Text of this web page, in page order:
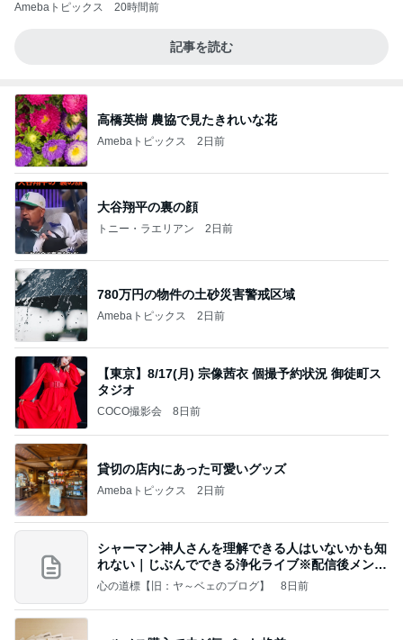
Amebaトピックス 20時間前
記事を読む
高橋英樹 農協で見たきれいな花
Amebaトピックス 2日前
大谷翔平の裏の顔
トニー・ラエリアン 2日前
780万円の物件の土砂災害警戒区域
Amebaトピックス 2日前
【東京】8/17(月) 宗像茜衣 個撮予約状況 御徒町ス
タジオ
COCO撮影会 8日前
貸切の店内にあった可愛いグッズ
Amebaトピックス 2日前
シャーマン神人さんを理解できる人はいないかも知
れない｜じぶんでできる浄化ライブ※配信後メンバ
ー限
心の道標【旧：ヤ～ベェのブログ】 8日前